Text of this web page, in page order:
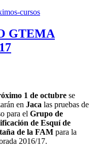
cursos
GTEMA
1 de octubre se
en Jaca las pruebas de
para el Grupo de
de Esquí de
de la FAM para la
2016/17.